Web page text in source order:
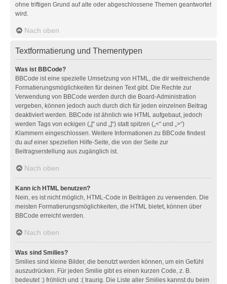
ohne triftigen Grund auf alte oder abgeschlossene Themen geantwortet
wird.
Nach oben
Textformatierung und Thementypen
Was ist BBCode?
BBCode ist eine spezielle Umsetzung von HTML, die dir weitreichende
Formatierungsmöglichkeiten für deinen Text gibt. Die Rechte zur
Verwendung von BBCode werden durch die Board-Administration
vergeben, können jedoch auch durch dich für jeden einzelnen Beitrag
deaktiviert werden. BBCode ist ähnlich wie HTML aufgebaut, jedoch
werden Tags von eckigen („[“ und „]“) statt spitzen („<“ und „>“)
Klammern eingeschlossen. Weitere Informationen zu BBCode findest
du auf einer speziellen Hilfe-Seite, die von der Seite zur
Beitragserstellung aus zugänglich ist.
Nach oben
Kann ich HTML benutzen?
Nein, es ist nicht möglich, HTML-Code in Beiträgen zu verwenden. Die
meisten Formatierungsmöglichkeiten, die HTML bietet, können über
BBCode erreicht werden.
Nach oben
Was sind Smilies?
Smilies sind kleine Bilder, die benutzt werden können, um ein Gefühl
auszudrücken. Für jeden Smilie gibt es einen kurzen Code, z. B.
bedeutet :) fröhlich und :( traurig. Die Liste aller Smilies kannst du beim